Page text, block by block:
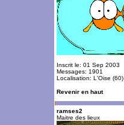
Inscrit le: 01 Sep 2003
Messages: 1901
Localisation: L'Oise (60)
Revenir en haut
ramses2
Maitre des lieux